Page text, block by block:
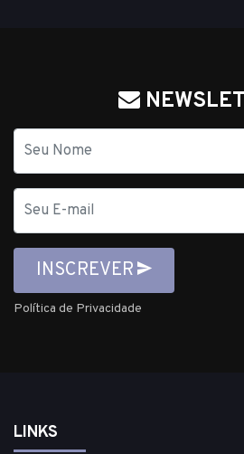
mail
INSCREVER
Política de Privacidade
LINKS